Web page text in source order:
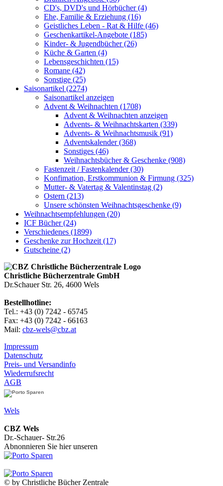
CD's, DVD's und Hörbücher (4)
Ehe, Familie & Erziehung (16)
Geistliches Leben - Rat & Hilfe (46)
Geschenkartikel-Angebote (185)
Kinder- & Jugendbücher (26)
Küche & Garten (4)
Lebensgeschichten (15)
Romane (42)
Sonstige (25)
Saisonartikel (2274)
Saisonartikel anzeigen
Advent & Weihnachten (1708)
Advent & Weihnachten anzeigen
Advents- & Weihnachtskarten (339)
Advents- & Weihnachtsmusik (91)
Adventskalender (368)
Sonstiges (46)
Weihnachtsbücher & Geschenke (908)
Fastenzeit / Fastenkalender (30)
Konfimation, Erstkommunion & Firmung (325)
Mutter- & Vatertag & Valentinstag (2)
Ostern (213)
Unsere schönsten Weihnachtsgeschenke (9)
Weihnachtsempfehlungen (20)
ICF Bücher (24)
Verschiedenes (1899)
Geschenke zur Hochzeit (17)
Gutscheine (2)
Christliche Bücherzentrale GmbH
Dr.Schauer Str. 26, 4600 Wels
Bestellhotline:
Tel.: +43 (0) 7242 - 65745
Fax: +43 (0) 7242 - 66163
Mail: cbz-wels@cbz.at
Impressum
Datenschutz
Preis- und Versandinfo
Wiederrufsrecht
AGB
Wels
CBZ Wels
Dr.-Schauer- Str.26
Abnonnieren Sie hier unseren
© by Christliche Bücher Zentrale